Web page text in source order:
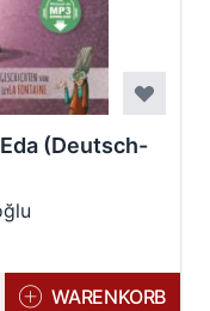
(Deutsch-
WARENKORB